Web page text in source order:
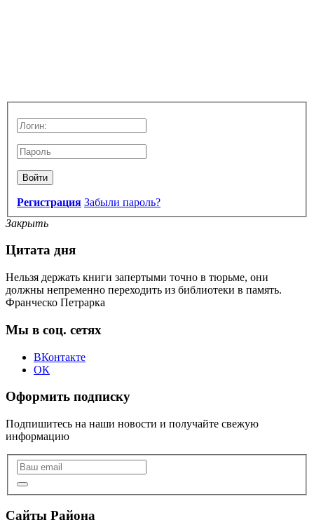
Войти
Регистрация Забыли пароль?
Закрыть
Цитата дня
Нельзя держать книги запертыми точно в тюрьме, они
должны непременно переходить из библиотеки в память.
Франческо Петрарка
Мы в соц. сетях
ВКонтакте
ОК
Оформить подписку
Подпишитесь на наши новости и получайте свежую
информацию
Сайты Района